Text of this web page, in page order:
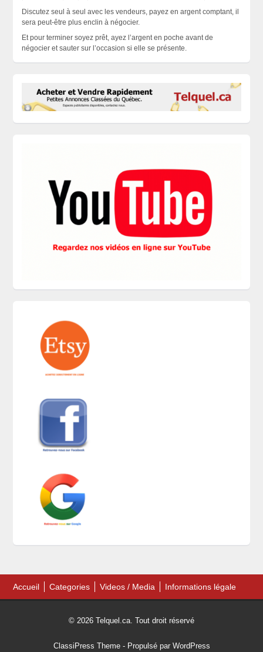
Discutez seul à seul avec les vendeurs, payez en argent comptant, il
sera peut-être plus enclin à négocier.
Et pour terminer soyez prêt, ayez l’argent en poche avant de
négocier et sauter sur l’occasion si elle seprésente.
Accueil Categories Videos / Media Informations légale
© 2026 Telquel.ca. Tout droit réservé
ClassiPress Theme- Propulsé par WordPress